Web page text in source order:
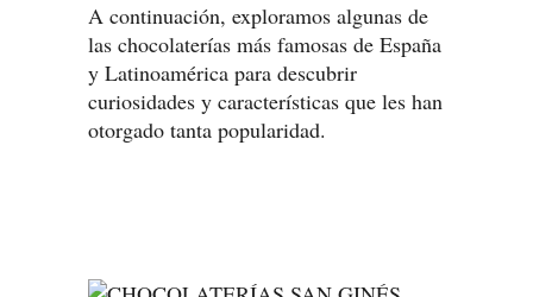
A continuación, exploramos algunas de
las chocolaterías más famosas de España
y Latinoamérica para descubrir
curiosidades y características que les han
otorgado tanta popularidad.